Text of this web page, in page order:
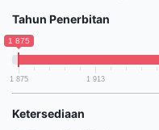
Tahun Penerbitan
1 875
1 875 1 913
Ketersediaan